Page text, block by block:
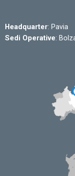
Headquarter: Pavia
Sedi Operative: